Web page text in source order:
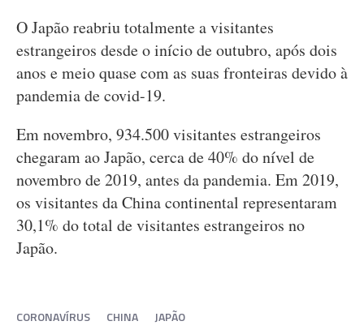
O Japão reabriu totalmente a visitantes
estrangeiros desde o início de outubro, após dois
anos e meio quase com as suas fronteiras devido à
pandemia de covid-19.
Em novembro, 934.500 visitantes estrangeiros
chegaram ao Japão, cerca de 40% do nível de
novembro de 2019, antes da pandemia. Em 2019,
os visitantes da China continental representaram
30,1% do total de visitantes estrangeiros no
Japão.
CORONAVÍRUS CHINA JAPÃO